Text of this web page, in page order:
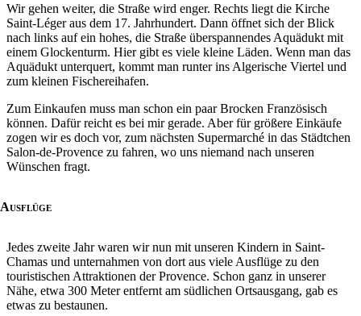
Wir gehen weiter, die Straße wird enger. Rechts liegt die Kirche
Saint-Léger aus dem 17. Jahrhundert. Dann öffnet sich der Blick
nach links auf ein hohes, die Straße überspannendes Aquädukt mit
einem Glockenturm. Hier gibt es viele kleine Läden. Wenn man das
Aquädukt unterquert, kommt man runter ins Algerische Viertel und
zum kleinen Fischereihafen.
Zum Einkaufen muss man schon ein paar Brocken Französisch
können. Dafür reicht es bei mir gerade. Aber für größere Einkäufe
zogen wir es doch vor, zum nächsten Supermarché in das Städtchen
Salon-de-Provence zu fahren, wo uns niemand nach unseren
Wünschen fragt.
Ausflüge
Jedes zweite Jahr waren wir nun mit unseren Kindern in Saint-
Chamas und unternahmen von dort aus viele Ausflüge zu den
touristischen Attraktionen der Provence. Schon ganz in unserer
Nähe, etwa 300 Meter entfernt am südlichen Ortsausgang, gab es
etwas zu bestaunen.